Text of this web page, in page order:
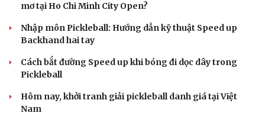
mơ tại Ho Chi Minh City Open?
Nhập môn Pickleball: Hướng dẫn kỹ thuật Speed up
Backhand hai tay
Cách bắt đường Speed up khi bóng đi dọc dây trong
Pickleball
Hôm nay, khởi tranh giải pickleball danh giá tại Việt
Nam